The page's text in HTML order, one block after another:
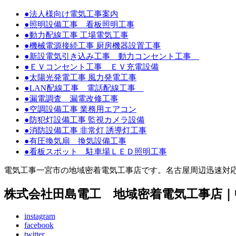
●法人様向け電気工事案内
●照明設備工事 看板照明工事
●動力配線工事 工場電気工事
●機械電源接続工事 厨房機器設置工事
●新設電気引き込み工事 動力コンセント工事
●ＥＶコンセント工事 ＥＶ充電設備
●太陽光発電工事 風力発電工事
●LAN配線工事 電話配線工事
●漏電調査 漏電改修工事
●空調設備工事 業務用エアコン
●防犯灯設備工事 監視カメラ設備
●消防設備工事 非常灯 誘導灯工事
●有圧換気扇 換気設備工事
●看板スポット 駐車場ＬＥＤ照明工事
電気工事一宮市の地域密着電気工事店です。名古屋周辺迅速対
株式会社田島電工 地域密着電気工事店
instagram
facebook